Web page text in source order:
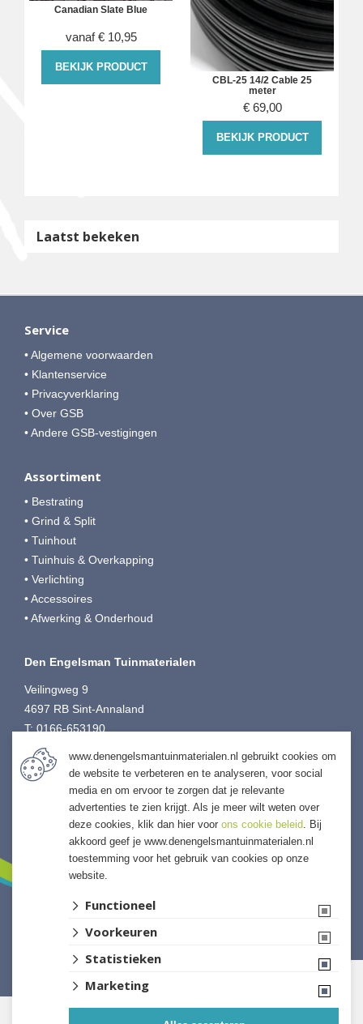
Canadian Slate Blue
vanaf € 10,95
BEKIJK PRODUCT
CBL-25 14/2 Cable 25
meter
€ 69,00
BEKIJK PRODUCT
Laatst bekeken
Service
• Algemene voorwaarden
• Klantenservice
• Privacyverklaring
• Over GSB
• Andere GSB-vestigingen
Assortiment
• Bestrating
• Grind & Split
• Tuinhout
• Tuinhuis & Overkapping
• Verlichting
• Accessoires
• Afwerking & Onderhoud
Den Engelsman Tuinmaterialen
Veilingweg 9
4697 RB Sint-Annaland
T: 0166-653190
E:info@denengelsmansierbestrating.nl
I:denengelsmantuinmaterialen.nl
Website ontwikkeld door Lined
www.denengelsmantuinmaterialen.nl gebruikt cookies om
de website te verbeteren en te analyseren, voor social
media en om ervoor te zorgen dat je relevante
advertenties te zien krijgt. Als je meer wilt weten over
deze cookies, klik dan hier voor ons cookie beleid. Bij
akkoord geef je www.denengelsmantuinmaterialen.nl
toestemming voor het gebruik van cookies op onze
website.
Functioneel
Voorkeuren
Statistieken
Marketing